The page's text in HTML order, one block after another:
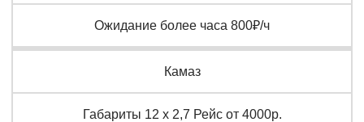
Ожидание более часа 800₽/ч
Камаз
Габариты 12 х 2,7 Рейс от 4000р.